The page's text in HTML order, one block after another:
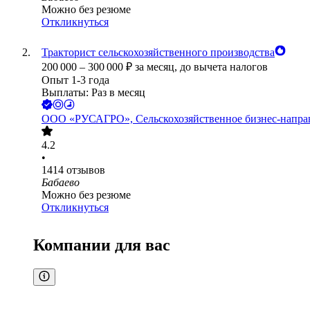
Можно без резюме
Откликнуться
Тракторист сельскохозяйственного производства
200 000 – 300 000 ₽ за месяц, до вычета налогов
Опыт 1-3 года
Выплаты: Раз в месяц
ООО «РУСАГРО», Сельскохозяйственное бизнес-
4.2
•
1414 отзывов
Бабаево
Можно без резюме
Откликнуться
Компании для вас